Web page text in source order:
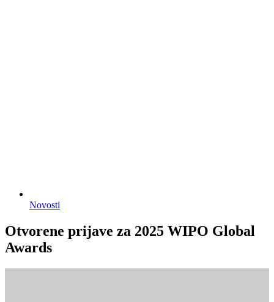
Novosti
Otvorene prijave za 2025 WIPO Global
Awards